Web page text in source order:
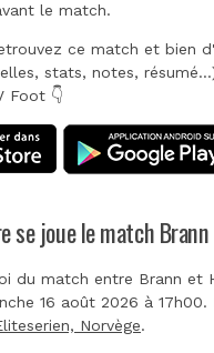
le match.
ce match et bien
stats, notes,
Foot 👇
se joue le match
du match entre Brann et
16 août 2026 à 17h00.
Norvège.